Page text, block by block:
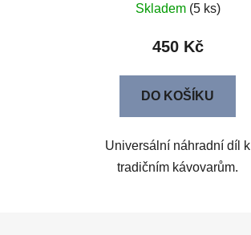
Skladem (5 ks)
450 Kč
DO KOŠÍKU
Universální náhradní díl k
tradičním kávovarům.